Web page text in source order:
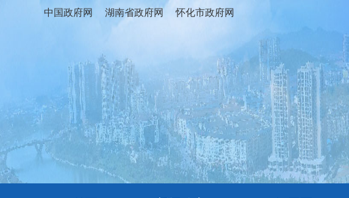
中国政府网 湖南省政府网 怀化市政府网